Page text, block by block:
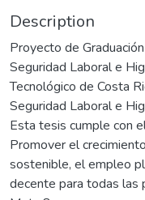
Description
Proyecto de
Seguridad Laboral e
Tecnológico de Costa
Seguridad Laboral e
Esta tesis cumple con
Promover el
sostenible, el empleo
decente para todas las